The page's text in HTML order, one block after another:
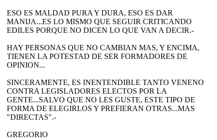
ESO ES MALDAD PURA Y DURA, ESO ES DAR
MANIJA...ES LO MISMO QUE SEGUIR CRITICANDO
EDILES PORQUE NO DICEN LO QUE VAN A DECIR.-
HAY PERSONAS QUE NO CAMBIAN MAS, Y ENCIMA,
TIENEN LA POTESTAD DE SER FORMADORES DE
OPINION...
SINCERAMENTE, ES INENTENDIBLE TANTO VENENO
CONTRA LEGISLADORES ELECTOS POR LA
GENTE...SALVO QUE NO LES GUSTE, ESTE TIPO DE
FORMA DE ELEGIRLOS Y PREFIERAN OTRAS...MAS
"DIRECTAS".-
GREGORIO